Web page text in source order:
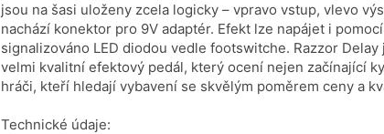
jsou na šasi uloženy zcela logicky – vpravo vstup, vlevo
nachází konektor pro 9V adaptér. Efekt lze napájet i
signalizováno LED diodou vedle footswitche. Razzor
velmi kvalitní efektový pedál, který ocení nejen začínající
hráči, kteří hledají vybavení se skvělým poměrem ceny a
Technické údaje: